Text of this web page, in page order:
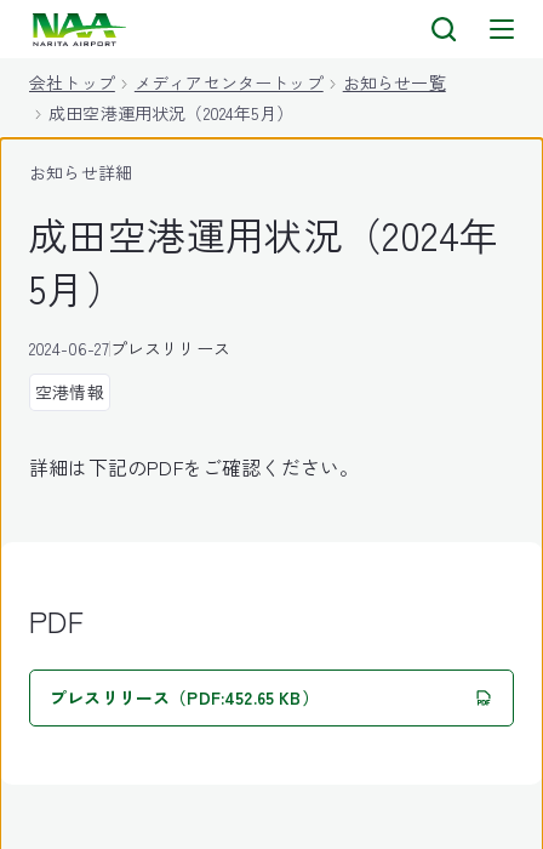
会社トップ メディアセンタートップ
お知らせ一覧
成田空港運用状況（2024年5月）
お知らせ詳細
成田空港運用状況（2024年
5月）
2024-06-27プレスリリース
空港情報
詳細は下記のPDFをご確認ください。
PDF
プレスリリース（PDF:452.65 KB）